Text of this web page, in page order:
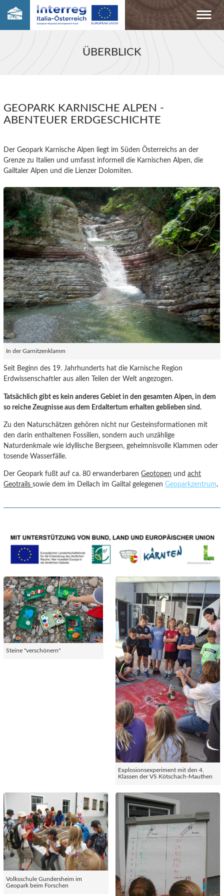
ÜBERBLICK
GEOPARK KARNISCHE ALPEN -
ABENTEUER ERDGESCHICHTE
Der Geopark Karnische Alpen liegt im Süden Österreichs an der
Grenze zu Italien und umfasst informell die Karnischen Alpen, die
Gailtaler Alpen und die Lienzer Dolomiten.
In der Garnitzenklamm
Seit Beginn des 19. Jahrhunderts hat die Karnische Region
Erdwissenschaftler aus allen Teilen der Welt angezogen.
Tatsächlich gibt es kein anderes Gebiet in den gesamten Alpen, in dem
so reiche Zeugnisse aus dem Erdaltertum erhalten geblieben sind.
Zu den Naturschätzen gehören nicht nur Gesteinsformationen mit
den darin enthaltenen Fossilien, sondern auch unzählige
Naturdenkmale wie idyllische Bergseen, geheimnisvolle Klammen oder
tosende Wasserfälle.
Der Geopark fußt auf ca. 80 erwanderbarenGeotopen undacht
Geotrailssowie dem im Dellach im Gailtal gelegenenGeoparkzentrum.
Steine "verschönern"
Explosionsexperiment mit den 4.
Klassen der VS Kötschach-Mauthen
Volksschule Gundersheim im
Geopark beim Forschen